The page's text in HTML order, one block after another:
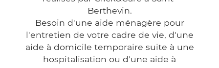
Berthevin.
Besoin d'une aide ménagère pour
l'entretien de votre cadre de vie, d'une
aide à domicile temporaire suite à une
hospitalisation ou d'une aide à